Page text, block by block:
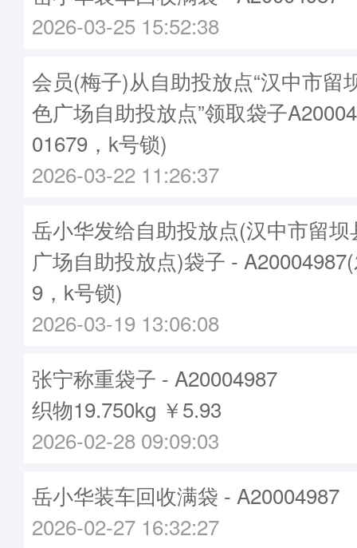
2026-03-25 15:52:38
会员(梅子)从自助投放点“汉中市留
色广场自助投放点”领取袋子
01679，k号锁)
2026-03-22 11:26:37
岳小华发给自助投放点(汉中市留
广场自助投放点)袋子 -
9，k号锁)
2026-03-19 13:06:08
张宁称重袋子 - A20004987
织物19.750kg ￥5.93
2026-02-28 09:09:03
岳小华装车回收满袋 - A20004987
2026-02-27 16:32:27